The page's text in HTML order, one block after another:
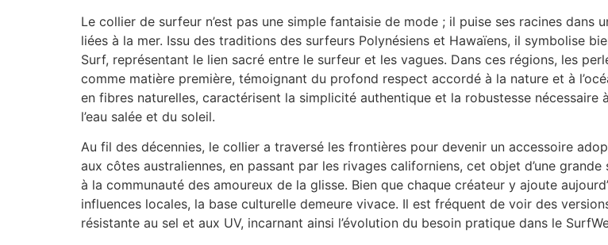
Le collier de surfeur n’est pas une simple fantaisie de mode ; il puise ses racines
liées à la mer. Issu des traditions des surfeurs Polynésiens et Hawaïens, il symbolise
Surf, représentant le lien sacré entre le surfeur et les vagues. Dans ces régions, les
comme matière première, témoignant du profond respect accordé à la nature et à
en fibres naturelles, caractérisent la simplicité authentique et la robustesse
l’eau salée et du soleil.
Au fil des décennies, le collier a traversé les frontières pour devenir un accessoire
aux côtes australiennes, en passant par les rivages californiens, cet objet d’une
à la communauté des amoureux de la glisse. Bien que chaque créateur y ajoute
influences locales, la base culturelle demeure vivace. Il est fréquent de voir des
résistante au sel et aux UV, incarnant ainsi l’évolution du besoin pratique dans le